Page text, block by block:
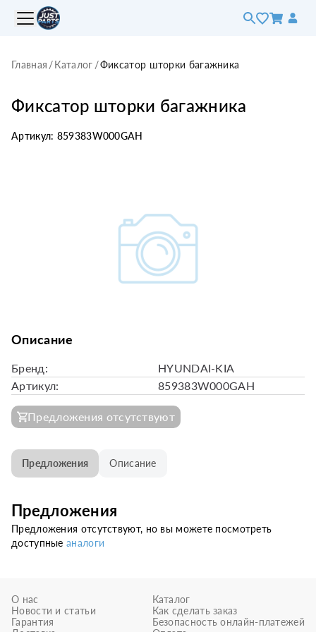
Главная /Каталог /Фиксатор шторки багажника
Фиксатор шторки багажника
Артикул: 859383W000GAH
Описание
Бренд:
HYUNDAI-KIA
Артикул:
859383W000GAH
Предложения отсутствуют
Предложения Описание
Предложения
Предложения отсутствуют, но вы можете посмотреть
доступныеаналоги
О нас
Новости и статьи
Гарантия
Каталог
Как сделать заказ
Безопасность онлайн-платежей